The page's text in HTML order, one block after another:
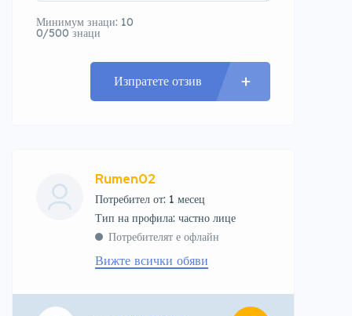
Минимум знаци: 10
0/500 знаци
Изпратете отзив
Rumen02
Потребител от: 1 месец
тип на профила: частно лице
Потребителят е офлайн
Вижте всички обяви